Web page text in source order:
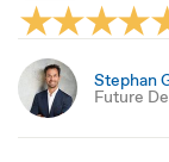
Stephan
Future